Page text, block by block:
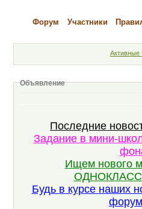
Форум Участники
Активные
Объявление
Последние
Задание в мини-
Ищем нового
Будь в курсе наших